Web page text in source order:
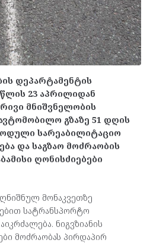
დეპარტამენტის
23 აპრილიდან
მნიშვნელობის
გზაზე 51 დღის
სარეაბილიტაციო
და საგზაო მოძრაობის
ღონისძიებები
მონაკვეთზე
სატრანსპორტო
ნიგვზიანის
მოძრაობას პირდაპირ